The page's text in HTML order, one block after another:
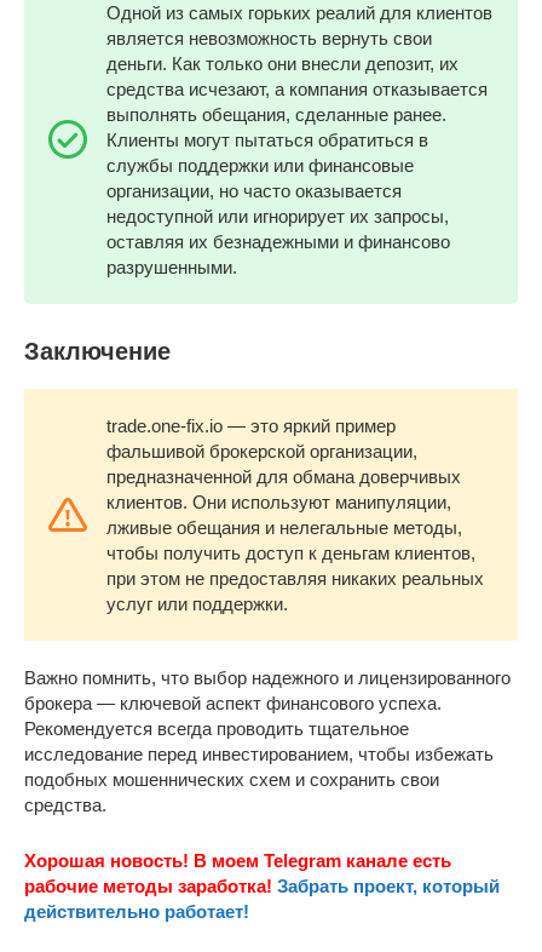
Одной из самых горьких реалий для клиентов
является невозможность вернуть свои
деньги. Как только они внесли депозит, их
средства исчезают, а компания отказывается
выполнять обещания, сделанные ранее.
Клиенты могут пытаться обратиться в
службы поддержки или финансовые
организации, но часто оказывается
недоступной или игнорирует их запросы,
оставляя их безнадежными и финансово
разрушенными.
Заключение
trade.one-fix.io — это яркий пример
фальшивой брокерской организации,
предназначенной для обмана доверчивых
клиентов. Они используют манипуляции,
лживые обещания и нелегальные методы,
чтобы получить доступ к деньгам клиентов,
при этом не предоставляя никаких реальных
услуг или поддержки.
Важно помнить, что выбор надежного и лицензированного
брокера — ключевой аспект финансового успеха.
Рекомендуется всегда проводить тщательное
исследование перед инвестированием, чтобы избежать
подобных мошеннических схем и сохранить свои
средства.
Хорошая новость! В моем Telegram канале есть
рабочие методы заработка! Забрать проект, который
действительно работает!